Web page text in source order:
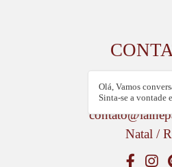
+55 (84)
Enviar
Natal /
Olá, Vamos
Sinta-se a vontade